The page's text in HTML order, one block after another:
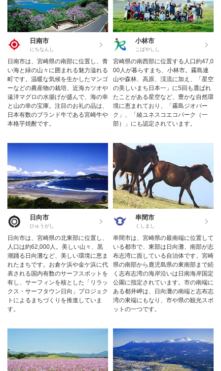
日南市
にちなんし
日南市は、宮崎県の南部に位置し、青
い海と緑の山々に囲まれる魅力溢れる
町です。温暖な気候を生かしたマンゴ
ーなどの農産物の栽培、近海カツオや
遠洋マグロの水揚げが盛んで、海の幸
と山の幸の宝庫。注目のお礼の品は、
日本有数のブランド牛である宮崎牛や
本格芋焼酎です。
小林市
こばやしし
宮崎県の南西部に位置する人口約47,0
00人が暮らすまち、小林市。霧島連
山や森林、高原、渓流に加え、「星空
の美しいまち日本一」に5回も選ばれ
たことがある星空など、豊かな自然環
境に恵まれており、「霧島ジオパー
ク」、「綾ユネスコエコパーク（一
部）」にも認定されています。
日向市
ひゅうがし
日向市は、宮崎県の北東部に位置し、
人口は約62,000人。美しい山々、黒
潮踊る日向灘など、美しい環境に恵ま
れたまちです。お倉ケ浜や金ケ浜に代
表される国内有数のサーフスポットを
有し、サーフィンを核とした「リラッ
クス・サーフタウン日向」プロジェク
トによるまちづくりを推進していま
す。
串間市
くしまし
串間市は、宮崎県の最南端に位置して
いる都市で、東部は日向灘、南部が志
布志湾に面している自治体です。宮崎
県の南部から鹿児島県の東南部まで続
く志布志湾の海岸沿いは日南海岸国定
公園に指定されています。市の南端に
ある都井岬は、日向灘の南端と志布志
湾の東端にもなり、市や県の観光スポ
ットの一つです。